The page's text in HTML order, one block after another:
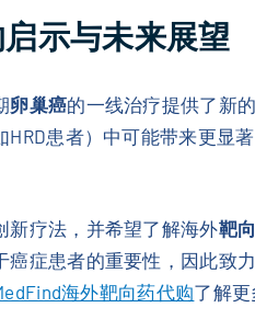
示与未来展望
卵巢癌的一线治疗提供了新
HRD患者）中可能带来更显
新疗法，并希望了解海外靶
癌症患者的重要性，因此致
海外靶向药代购了解更